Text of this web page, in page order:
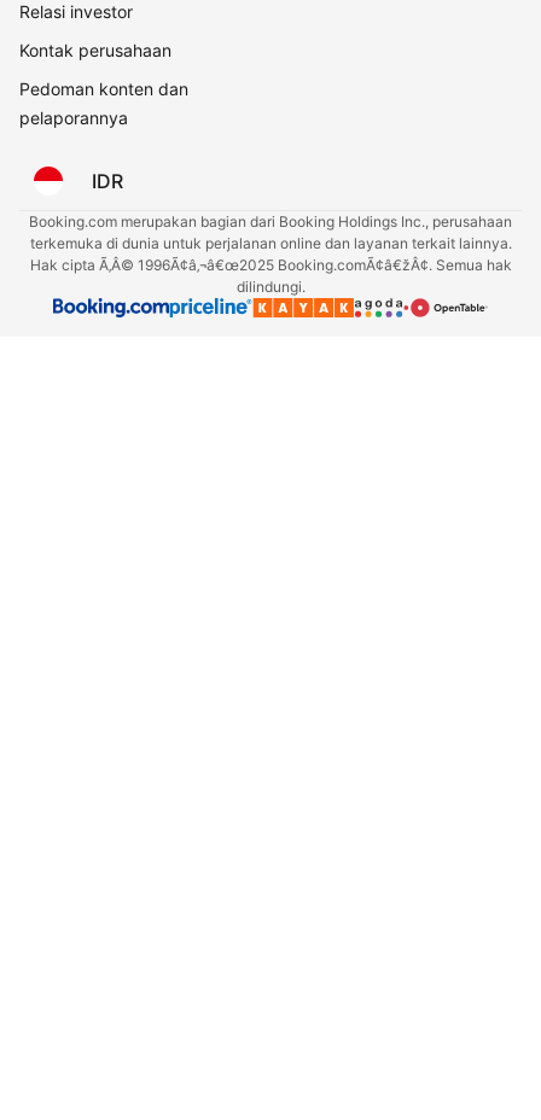
Relasi investor
Kontak perusahaan
Pedoman konten dan
pelaporannya
IDR
Booking.com merupakan bagian dari Booking Holdings Inc., perusahaan
terkemuka di dunia untuk perjalanan online dan layanan terkait lainnya.
Hak cipta Ã‚Â© 1996Ã¢â‚¬â€œ2025 Booking.comÃ¢â€žÂ¢. Semua hak
dilindungi.